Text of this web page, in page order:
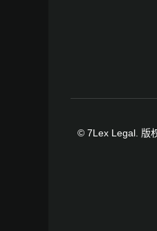
© 7Lex Legal. 版